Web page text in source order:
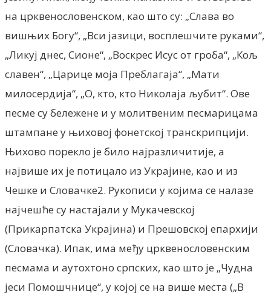
на црквенословенском, као што су: „Слава во
вишњих Богу“, „Вси јазици, восплешчите руками“,
„Ликуј днес, Сионе“, „Воскрес Исус от гроба“, „Кољ
славен“, „Царице моја Преблагаја“, „Мати
милосердија“, „О, кто, кто Николаја љубит“. Ове
песме су бележене и у молитвеним песмарицама
штампане у њиховој фонетској транскрипцији.
Њихово порекло је било најразличитије, а
највише их је потицало из Украјине, као и из
Чешке и Словачке2. Рукописи у којима се налазе
најчешће су настајали у Мукачевској
(Прикарпатска Украјина) и Прешовској епархији
(Словачка). Ипак, има међу црквенословенским
песмама и аутохтоно српских, као што је „Чудна
јеси Помошчнице“, у којој се на више места („В